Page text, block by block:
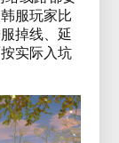
服玩家比
掉线、延
实际入坑